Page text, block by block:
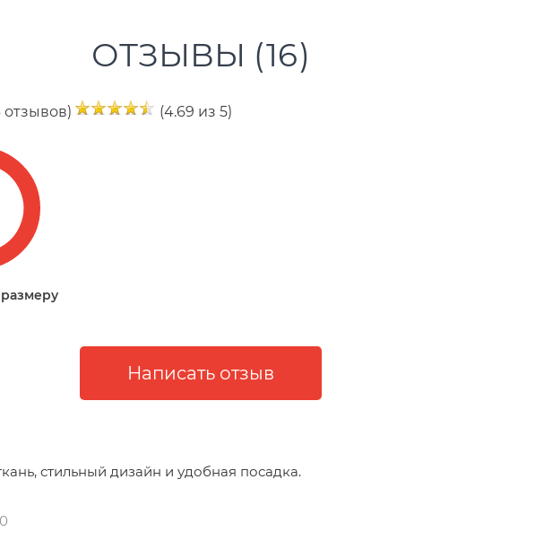
ОТЗЫВЫ (16)
отзывов) (4.69 из 5)
размеру
стильный дизайн и удобная посадка.